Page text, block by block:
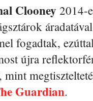
Clooney 2014-
fogadtak,
újra
Guardian.